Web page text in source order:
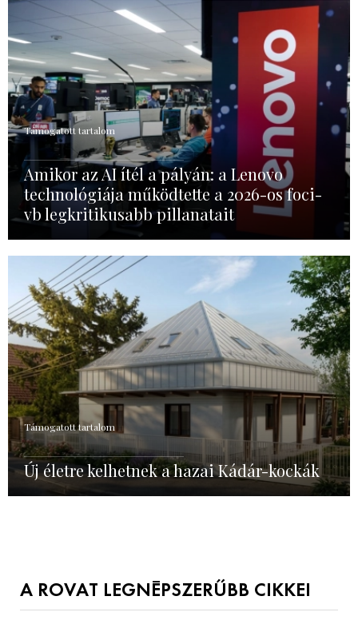
Támogatott tartalom
Amikor az AI ítél a pályán: a Lenovo
technológiája működtette a 2026-os foci-
vb legkritikusabb pillanatait
Támogatott tartalom
Új életre kelhetnek a hazai Kádár-kockák
A ROVAT LEGNÉPSZERŰBB CIKKEI